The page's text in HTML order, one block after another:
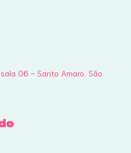
06 - Santo Amaro, São